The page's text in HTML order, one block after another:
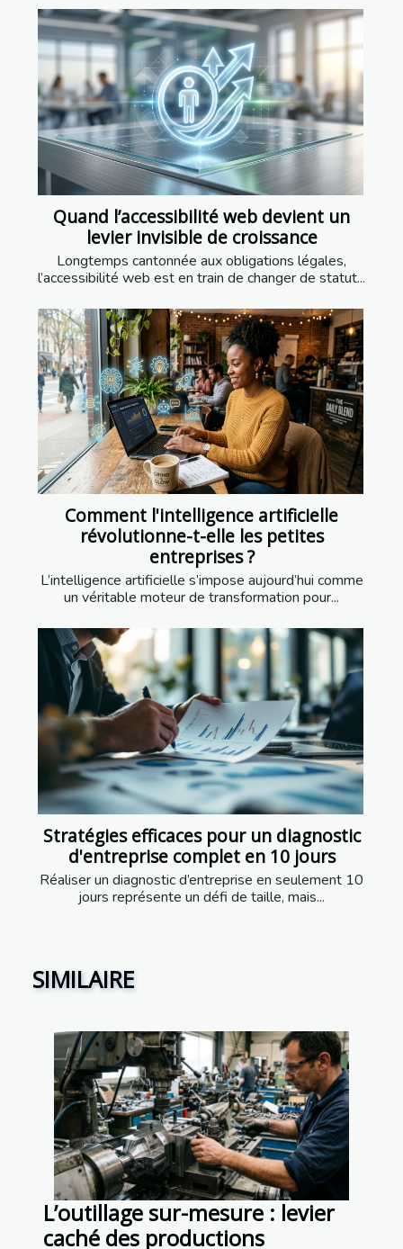
Quand l’accessibilité web devient un
levier invisible de croissance
Longtemps cantonnée aux obligations légales,
l’accessibilité web est en train de changer de statut...
Comment l'intelligence artificielle
révolutionne-t-elle les petites
entreprises ?
L’intelligence artificielle s’impose aujourd’hui comme
un véritable moteur de transformation pour...
Stratégies efficaces pour un diagnostic
d'entreprise complet en 10 jours
Réaliser un diagnostic d’entreprise en seulement 10
jours représente un défi de taille, mais...
SIMILAIRE
L’outillage sur-mesure : levier
caché des productions